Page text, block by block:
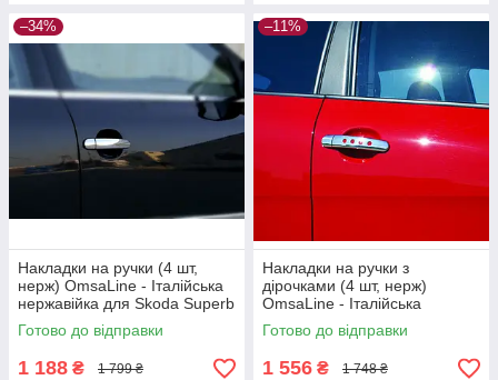
–34%
Накладки на ручки (4 шт,
нерж) OmsaLine - Італійська
нержавійка для Skoda Superb
2001-2009 рр
Готово до відправки
1 188 ₴ 1 799 ₴
–11%
Накладки на ручки з
дірочками (4 шт, нерж)
OmsaLine - Італійська
нержавійка для Skoda Superb
2001-2009 рр
Готово до відправки
1 556 ₴ 1 748 ₴